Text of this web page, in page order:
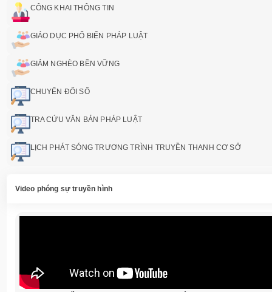
CÔNG KHAI THÔNG TIN
GIÁO DỤC PHỔ BIẾN PHÁP LUẬT
GIẢM NGHÈO BỀN VỮNG
CHUYỂN ĐỔI SỐ
TRA CỨU VĂN BẢN PHÁP LUẬT
LỊCH PHÁT SÓNG TRƯƠNG TRÌNH TRUYỀN THANH CƠ SỞ
Video phóng sự truyền hình